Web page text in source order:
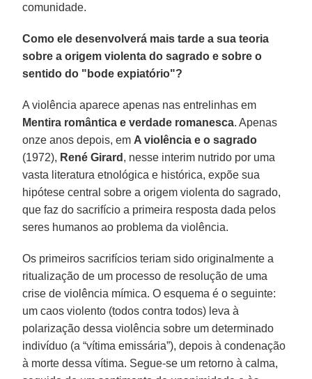
comunidade.
Como ele desenvolverá mais tarde a sua teoria
sobre a origem violenta do sagrado e sobre o
sentido do "bode expiatório"?
A violência aparece apenas nas entrelinhas em
Mentira romântica e verdade romanesca. Apenas
onze anos depois, em A violência e o sagrado
(1972), René Girard , nesse interim nutrido por uma
vasta literatura etnológica e histórica, expõe sua
hipótese central sobre a origem violenta do sagrado,
que faz do sacrifício a primeira resposta dada pelos
seres humanos ao problema da violência.
Os primeiros sacrifícios teriam sido originalmente a
ritualização de um processo de resolução de uma
crise de violência mímica. O esquema é o seguinte:
um caos violento (todos contra todos) leva à
polarização dessa violência sobre um determinado
indivíduo (a “vítima emissária”), depois à condenação
à morte dessa vítima. Segue-se um retorno à calma,